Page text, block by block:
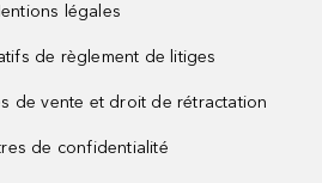
légales
de règlement de litiges
de vente et droit de rétractation
de confidentialité